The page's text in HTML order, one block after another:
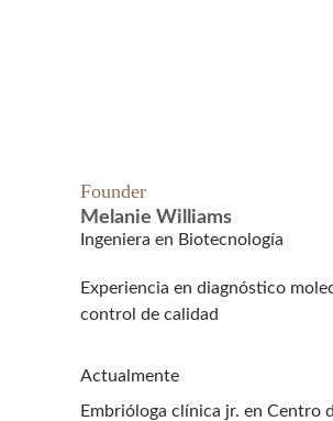
Melanie Williams
Ingeniera en Biotecnología
Experiencia en diagnóstico
control de calidad
Actualmente
Embrióloga clínica jr. en Centro
Founder